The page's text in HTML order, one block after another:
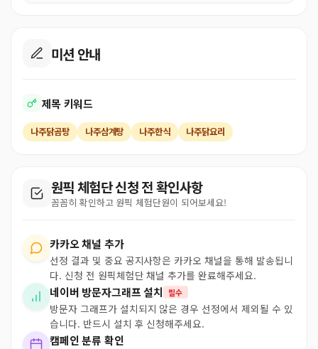
미션 안내
제목 키워드
나주닭곰탕 나주삼계탕 나주한식 나주닭요리
원픽 체험단 신청 전 확인사항
꼼꼼히 확인하고 원픽 체험단원이 되어보세요!
카카오 채널 추가
선정 결과 및 중요 공지사항은 카카오 채널을 통해 발송됩니
다. 신청 전 원픽체험단 채널 추가를 완료해주세요.
네이버 방문자그래프 설치 필수
방문자 그래프가 설치되지 않은 경우 선정에서 제외될 수 있
습니다. 반드시 설치 후 신청해주세요.
캠페인 분류 확인